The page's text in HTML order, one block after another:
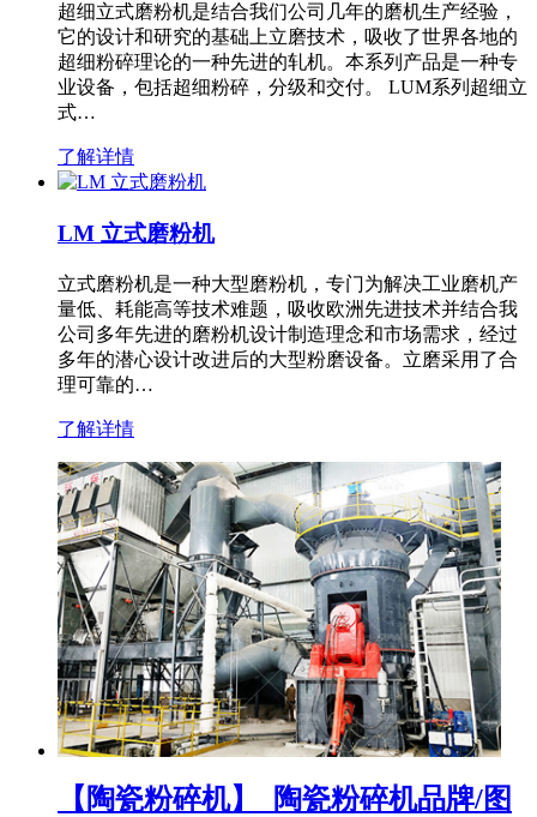
超细立式磨粉机是结合我们公司几年的磨机生产经验，
它的设计和研究的基础上立磨技术，吸收了世界各地的
超细粉碎理论的一种先进的轧机。本系列产品是一种专
业设备，包括超细粉碎，分级和交付。 LUM系列超细立
式…
了解详情
LM 立式磨粉机
立式磨粉机是一种大型磨粉机，专门为解决工业磨机产
量低、耗能高等技术难题，吸收欧洲先进技术并结合我
公司多年先进的磨粉机设计制造理念和市场需求，经过
多年的潜心设计改进后的大型粉磨设备。立磨采用了合
理可靠的…
了解详情
【陶瓷粉碎机】_陶瓷粉碎机品牌/图